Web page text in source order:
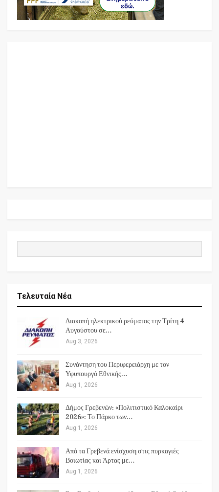
Τελευταία Νέα
Διακοπή ηλεκτρικού ρεύματος την Τρίτη 4
Αυγούστου σε…
Aug 3, 2026
Συνάντηση του Περιφερειάρχη με τον
Υφυπουργό Εθνικής…
Aug 1, 2026
Δήμος Γρεβενών: «Πολιτιστικό Καλοκαίρι
2026»: Το Πάρκο των…
Aug 1, 2026
Από τα Γρεβενά ενίσχυση στις πυρκαγιές
Βοιωτίας και Άρτας με…
Aug 1, 2026